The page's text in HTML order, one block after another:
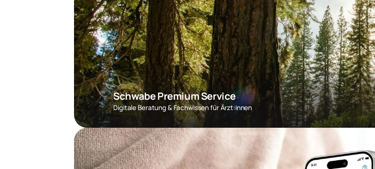
Schwabe Premium Service
Digitale Beratung & Fachwissen für Ärzt:innen